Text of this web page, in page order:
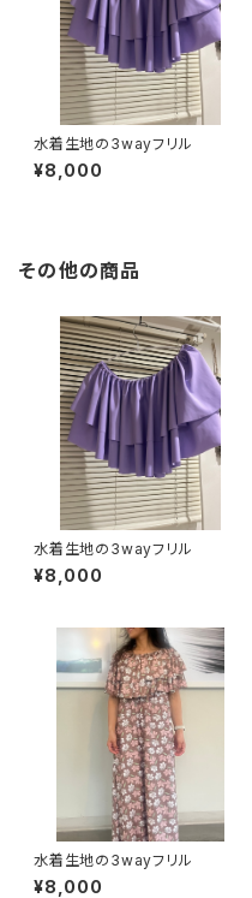
水着生地の3wayフリル
¥8,000
その他の商品
水着生地の3wayフリル
¥8,000
水着生地の3wayフリル
¥8,000